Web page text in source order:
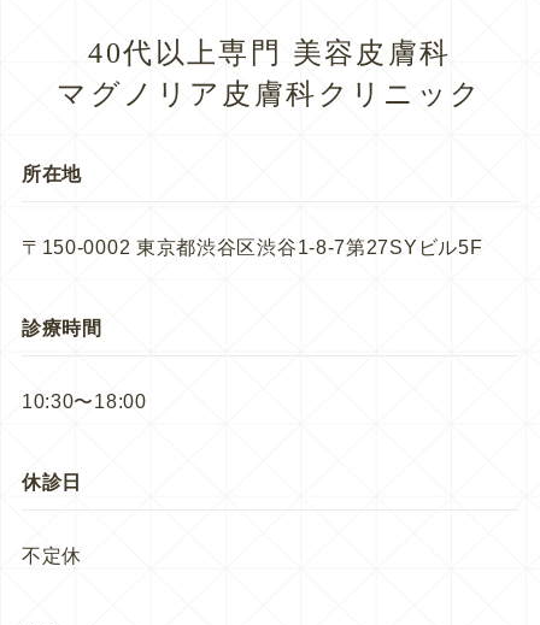
40代以上専門 美容皮膚科
マグノリア皮膚科クリニック
所在地
〒150-0002 東京都渋谷区渋谷1-8-7第27SYビル5F
診療時間
10:30〜18:00
休診日
不定休